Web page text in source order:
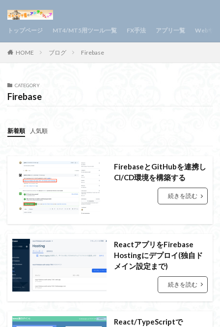
トップページ MT4/MT5用ツール一覧 FX手法 アプリ一覧 Webサ
HOME ブログ Firebase
CATEGORY
Firebase
新着順 人気順
FirebaseとGitHubを連携し
CI/CD環境を構築する
続きを読む
ReactアプリをFirebase
Hostingにデプロイ(独自ド
メイン設定まで)
続きを読む
React/TypeScriptで